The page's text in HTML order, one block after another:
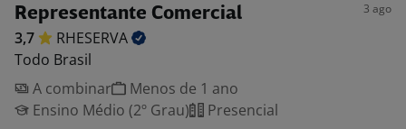
Representante Comercial 3 ago
3,7
RHESERVA
Todo Brasil
A combinar
Menos de 1 ano
Ensino Médio (2º Grau)
Presencial